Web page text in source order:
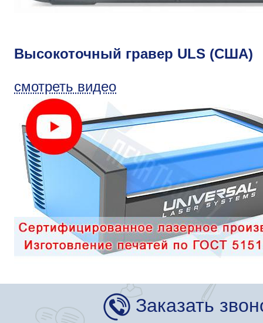
Высокоточный гравер ULS (США)
смотреть видео
Заказать